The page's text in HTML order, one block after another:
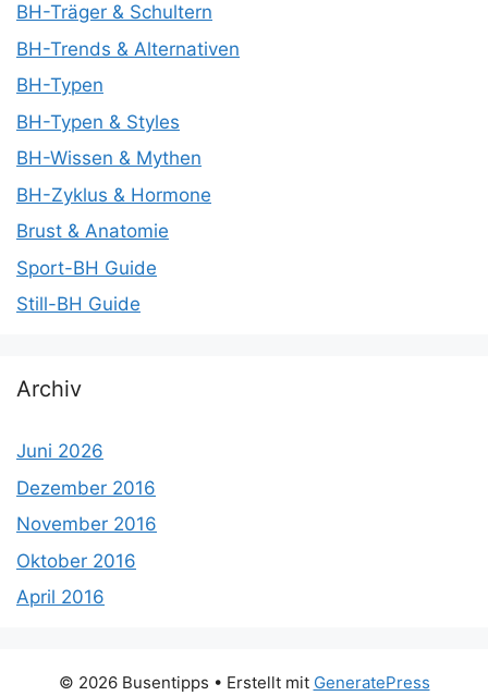
BH-Träger & Schultern
BH-Trends & Alternativen
BH-Typen
BH-Typen & Styles
BH-Wissen & Mythen
BH-Zyklus & Hormone
Brust & Anatomie
Sport-BH Guide
Still-BH Guide
Archiv
Juni 2026
Dezember 2016
November 2016
Oktober 2016
April 2016
© 2026 Busentipps • Erstellt mit GeneratePress